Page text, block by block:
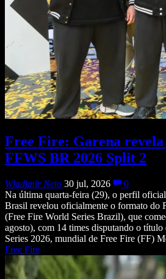
Free Fire: Garena
FFWS BR 2026 Split 2
Wladimir Neto 30 jul, 2026
0
Na última quarta-feira (29), o perfil
Brasil revelou oficialmente o formato do
(Free Fire World Series Brazil), que
agosto), com 14 times disputando o título
Series 2026, mundial de Free Fire (FF)
Free Fire